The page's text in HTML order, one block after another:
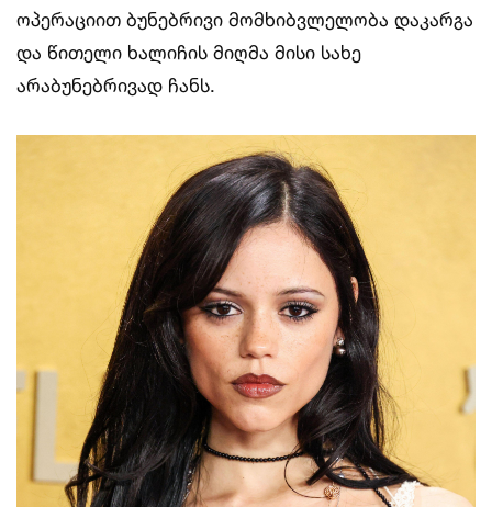
ოპერაციით ბუნებრივი მომხიბვლელობა დაკარგა
და წითელი ხალიჩის მიღმა მისი სახე
არაბუნებრივად ჩანს.